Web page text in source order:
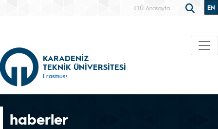
KTÜ Anasayfa EN
KARADENİZ
TEKNİK ÜNİVERSİTESİ
Erasmus+
haberler